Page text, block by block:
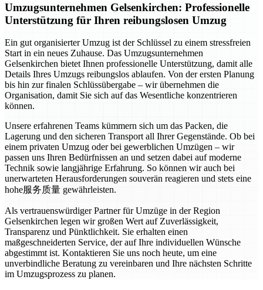
Umzugsunternehmen Gelsenkirchen: Professionelle
Unterstützung für Ihren reibungslosen Umzug
Ein gut organisierter Umzug ist der Schlüssel zu einem stressfreien
Start in ein neues Zuhause. Das Umzugsunternehmen
Gelsenkirchen bietet Ihnen professionelle Unterstützung, damit alle
Details Ihres Umzugs reibungslos ablaufen. Von der ersten Planung
bis hin zur finalen Schlüssübergabe – wir übernehmen die
Organisation, damit Sie sich auf das Wesentliche konzentrieren
können.
Unsere erfahrenen Teams kümmern sich um das Packen, die
Lagerung und den sicheren Transport all Ihrer Gegenstände. Ob bei
einem privaten Umzug oder bei gewerblichen Umzügen – wir
passen uns Ihren Bedürfnissen an und setzen dabei auf moderne
Technik sowie langjährige Erfahrung. So können wir auch bei
unerwarteten Herausforderungen souverän reagieren und stets eine
hohe服务质量 gewährleisten.
Als vertrauenswürdiger Partner für Umzüge in der Region
Gelsenkirchen legen wir großen Wert auf Zuverlässigkeit,
Transparenz und Pünktlichkeit. Sie erhalten einen
maßgeschneiderten Service, der auf Ihre individuellen Wünsche
abgestimmt ist. Kontaktieren Sie uns noch heute, um eine
unverbindliche Beratung zu vereinbaren und Ihre nächsten Schritte
im Umzugsprozess zu planen.